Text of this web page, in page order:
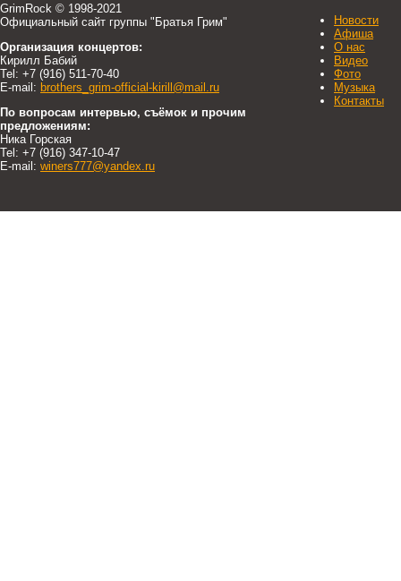
GrimRock © 1998-2021
Официальный сайт группы "Братья Грим"
Организация концертов:
Кирилл Бабий
Tel: +7 (916) 511-70-40
E-mail: brothers_grim-official-kirill@mail.ru
По вопросам интервью, съёмок и прочим
предложениям:
Ника Горская
Tel: +7 (916) 347-10-47
E-mail: winers777@yandex.ru
Новости
Афиша
О нас
Видео
Фото
Музыка
Контакты